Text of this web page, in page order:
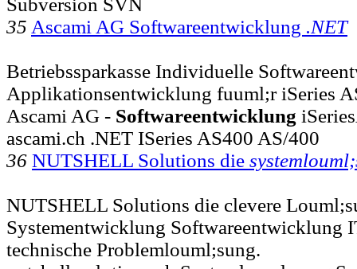
35 Ascami AG Softwareentwicklung .NET
Betriebssparkasse Individuelle
Applikationsentwicklung fuuml;r iSeries
Ascami AG - Softwareentwicklung
ascami.ch .NET ISeries AS400 AS/400
36 NUTSHELL Solutions die
NUTSHELL Solutions die clevere
Systementwicklung Softwareentwicklung
technische Problemlouml;sung.